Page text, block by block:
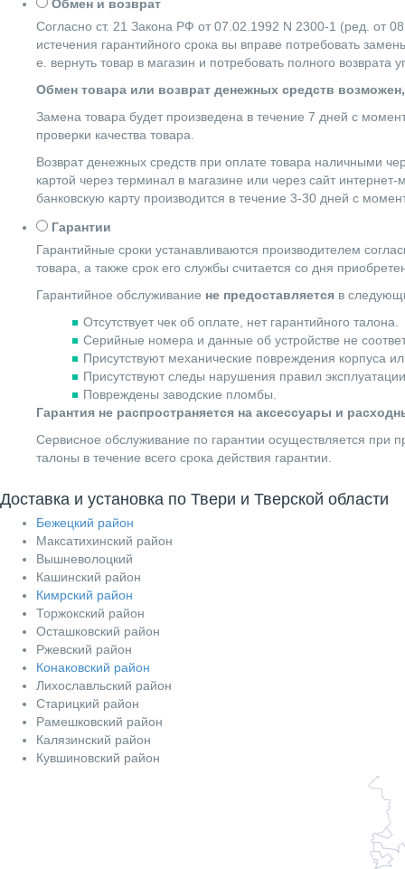
Обмен и возврат
Согласно ст. 21 Закона РФ от 07.02.1992 N 2300-1 (ред. от
истечения гарантийного срока вы вправе потребовать
е. вернуть товар в магазин и потребовать полного
Обмен товара или возврат денежных средств
Замена товара будет произведена в течение 7 дней с
проверки качества товара.
Возврат денежных средств при оплате товара наличными
картой через терминал в магазине или через сайт
банковскую карту производится в течение 3-30 дней с
Гарантии
Гарантийные сроки устанавливаются производителем
товара, а также срок его службы считается со дня
Гарантийное обслуживание не предоставляется в
Отсутствует чек об оплате, нет гарантийного талона.
Серийные номера и данные об устройстве не
Присутствуют механические повреждения корпуса
Присутствуют следы нарушения правил
Повреждены заводские пломбы.
Гарантия не распространяется на аксессуары и
Сервисное обслуживание по гарантии осуществляется при
талоны в течение всего срока действия гарантии.
Доставка и установка по Твери и Тверской области
Бежецкий район
Максатихинский район
Вышневолоцкий
Кашинский район
Кимрский район
Торжокский район
Осташковский район
Ржевский район
Конаковский район
Лихославльский район
Старицкий район
Рамешковский район
Калязинский район
Кувшиновский район